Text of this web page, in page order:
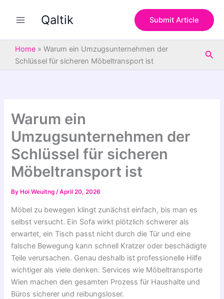
Qaltik Submit Article
Home » Warum ein Umzugsunternehmen der
Schlüssel für sicheren Möbeltransport ist
Warum ein
Umzugsunternehmen der
Schlüssel für sicheren
Möbeltransport ist
By Hoi Weuitng/April 20, 2026
Möbel zu bewegen klingt zunächst einfach, bis man es
selbst versucht. Ein Sofa wirkt plötzlich schwerer als
erwartet, ein Tisch passt nicht durch die Tür und eine
falsche Bewegung kann schnell Kratzer oder beschädigte
Teile verursachen. Genau deshalb ist professionelle Hilfe
wichtiger als viele denken. Services wie Möbeltransporte
Wien machen den gesamten Prozess für Haushalte und
Büros sicherer und reibungsloser.